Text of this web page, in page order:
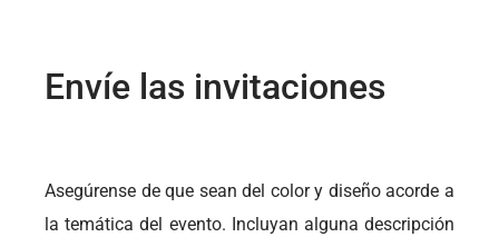
Envíe las invitaciones
Asegúrense de que sean del color y diseño acorde a
la temática del evento. Incluyan alguna descripción